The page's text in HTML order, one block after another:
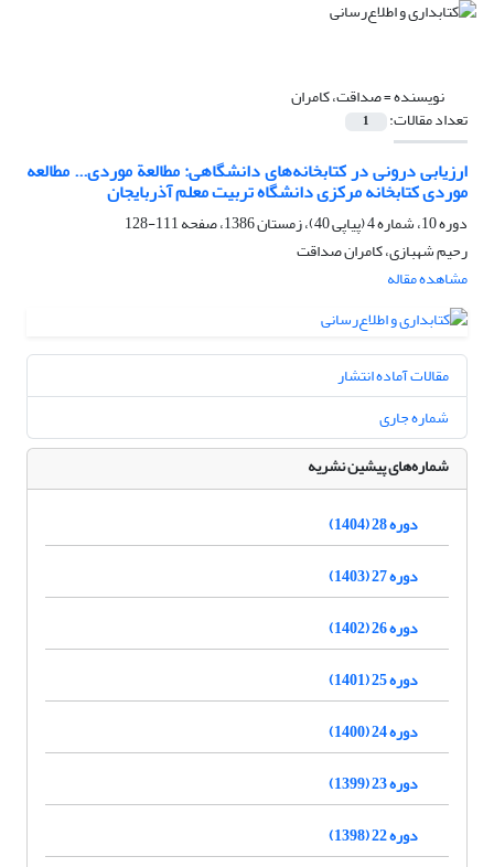
نویسنده =صداقت، کامران
تعداد مقالات: 1
ارزیابی درونی در کتابخانه‌های دانشگاهی: مطالعة موردی... مطالعه
موردی کتابخانه مرکزی دانشگاه تربیت معلم آذربایجان
دوره 10، شماره 4 (پیاپی 40)، زمستان 1386، صفحه
111-128
رحیم شهبازی، کامران صداقت
مشاهده مقاله
مقالات آماده انتشار
شماره جاری
شماره‌های پیشین نشریه
دوره 28 (1404)
دوره 27 (1403)
دوره 26 (1402)
دوره 25 (1401)
دوره 24 (1400)
دوره 23 (1399)
دوره 22 (1398)